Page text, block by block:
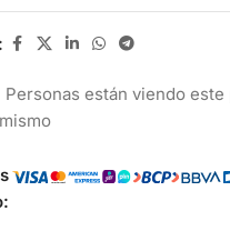
Personas están viendo